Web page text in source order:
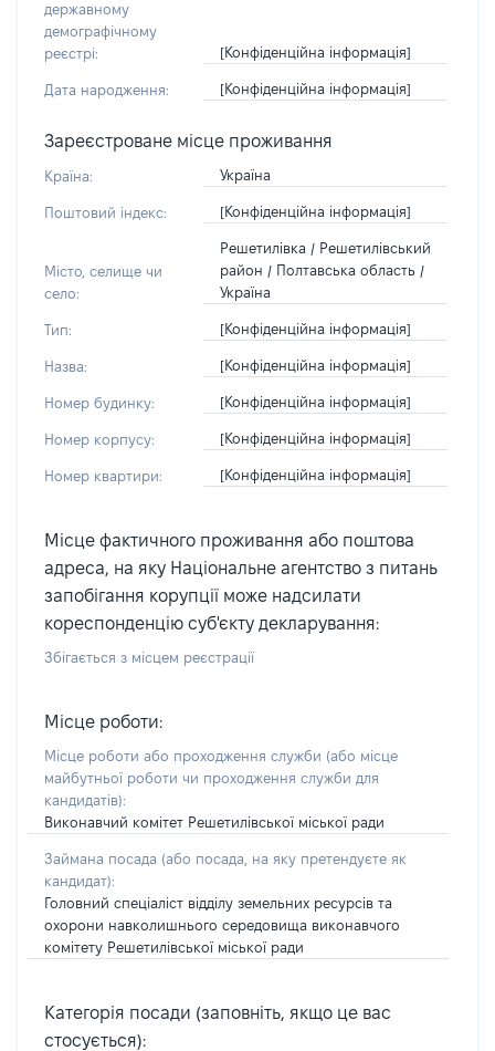
державному
демографічному
реєстрі:
[Конфіденційна інформація]
Дата народження: [Конфіденційна інформація]
Зареєстроване місце проживання
Країна: Україна
Поштовий індекс: [Конфіденційна інформація]
Місто, селище чи
село:
Решетилівка / Решетилівський
район / Полтавська область /
Україна
Тип: [Конфіденційна інформація]
Назва: [Конфіденційна інформація]
Номер будинку: [Конфіденційна інформація]
Номер корпусу: [Конфіденційна інформація]
Номер квартири: [Конфіденційна інформація]
Місце фактичного проживання або поштова
адреса, на яку Національне агентство з питань
запобігання корупції може надсилати
кореспонденцію суб'єкту декларування:
Збігається з місцем реєстрації
Місце роботи:
Місце роботи або проходження служби (або місце
майбутньої роботи чи проходження служби для
кандидатів):
Виконавчий комітет Решетилівської міської ради
Займана посада (або посада, на яку претендуєте як
кандидат):
Головний спеціаліст відділу земельних ресурсів та
охорони навколишнього середовища виконавчого
комітету Решетилівської міської ради
Категорія посади (заповніть, якщо це вас
стосується):